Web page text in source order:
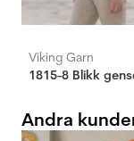
Viking Garn
1815-8 Blikk
Andra